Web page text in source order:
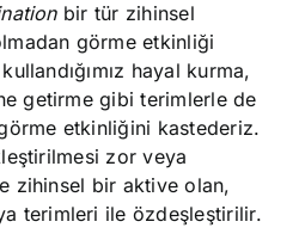
bir tür zihinsel
görme etkinliği
hayal kurma,
getirme gibi terimlerle de
etkinliğini kastederiz.
zor veya
zihinsel bir aktive olan,
terimleri ile özdeşleştirilir.